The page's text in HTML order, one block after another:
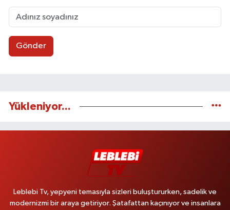
Gönder
Yükleniyor...
Leblebi Tv, yepyeni temasıyla sizleri buluştururken, sadelik ve
modernizmi bir araya getiriyor. Şatafattan kaçınıyor ve insanlara